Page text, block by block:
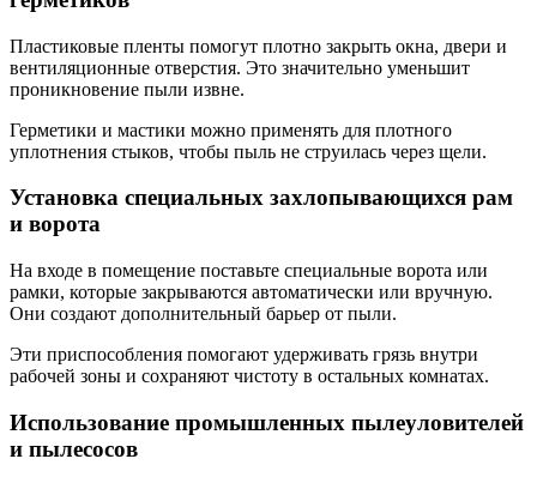
Пластиковые пленты помогут плотно закрыть окна, двери и
вентиляционные отверстия. Это значительно уменьшит
проникновение пыли извне.
Герметики и мастики можно применять для плотного
уплотнения стыков, чтобы пыль не струилась через щели.
Установка специальных захлопывающихся рам
и ворота
На входе в помещение поставьте специальные ворота или
рамки, которые закрываются автоматически или вручную.
Они создают дополнительный барьер от пыли.
Эти приспособления помогают удерживать грязь внутри
рабочей зоны и сохраняют чистоту в остальных комнатах.
Использование промышленных пылеуловителей
и пылесосов